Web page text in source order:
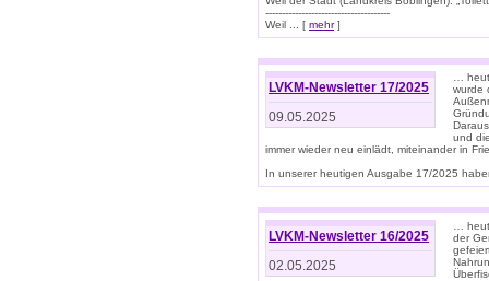
--------------------------------------
Weil ... [ mehr]
LVKM-Newsletter 17/2025
09.05.2025
…
wurde
und
immer wieder neu einlädt, miteinander in
In unserer heutigen Ausgabe 17/2025
LVKM-Newsletter 16/2025
02.05.2025
…
der